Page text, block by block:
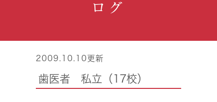
ログ
2009.10.10更新
歯医者 私立（17校）